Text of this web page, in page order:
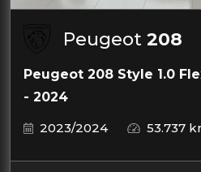
Peugeot 208
Peugeot 208 Style 1.0
- 2024
2023/2024
53.737